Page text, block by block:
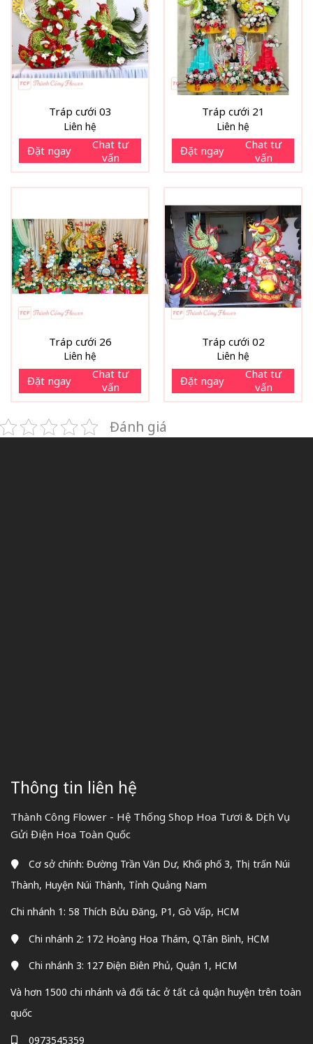
Tráp cưới 03
Liên hệ
Đặt ngay
Chat tư
vấn
Tráp cưới 21
Liên hệ
Đặt ngay
Chat tư
vấn
Tráp cưới 26
Liên hệ
Đặt ngay
Chat tư
vấn
Tráp cưới 02
Liên hệ
Đặt ngay
Chat tư
vấn
Đánh giá
Thông tin liên hệ
Thành Công Flower - Hệ Thống Shop Hoa Tươi & Dịch Vụ
Gửi Điện Hoa Toàn Quốc
Cơ sở chính: Đường Trần Văn Dư, Khối phố 3, Thị trấn Núi
Thành, Huyện Núi Thành, Tỉnh Quảng Nam
Chi nhánh 1: 58 Thích Bửu Đăng, P1, Gò Vấp, HCM
Chi nhánh 2: 172 Hoàng Hoa Thám, Q.Tân Bình, HCM
Chi nhánh 3: 127 Điện Biên Phủ, Quận 1, HCM
Và hơn 1500 chi nhánh và đối tác ở tất cả quận huyện trên toàn
quốc
0973545359